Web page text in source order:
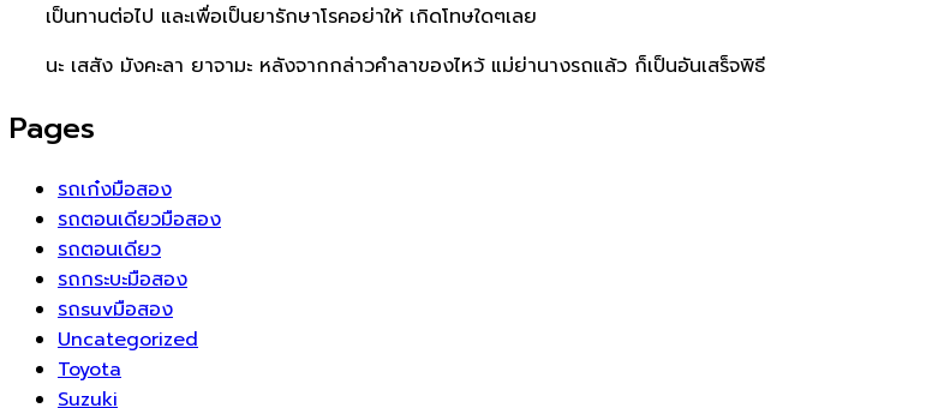
เป็นทานต่อไป และเพื่อเป็นยารักษาโรคอย่าให้ เกิดโทษใดๆเลย
นะ เสสัง มังคะลา ยาจามะ หลังจากกล่าวคำลาของไหว้ แม่ย่านางรถแล้ว ก็เป็นอันเสร็จพิธี
Pages
รถเก๋งมือสอง
รถตอนเดียวมือสอง
รถตอนเดียว
รถกระบะมือสอง
รถsuvมือสอง
Uncategorized
Toyota
Suzuki